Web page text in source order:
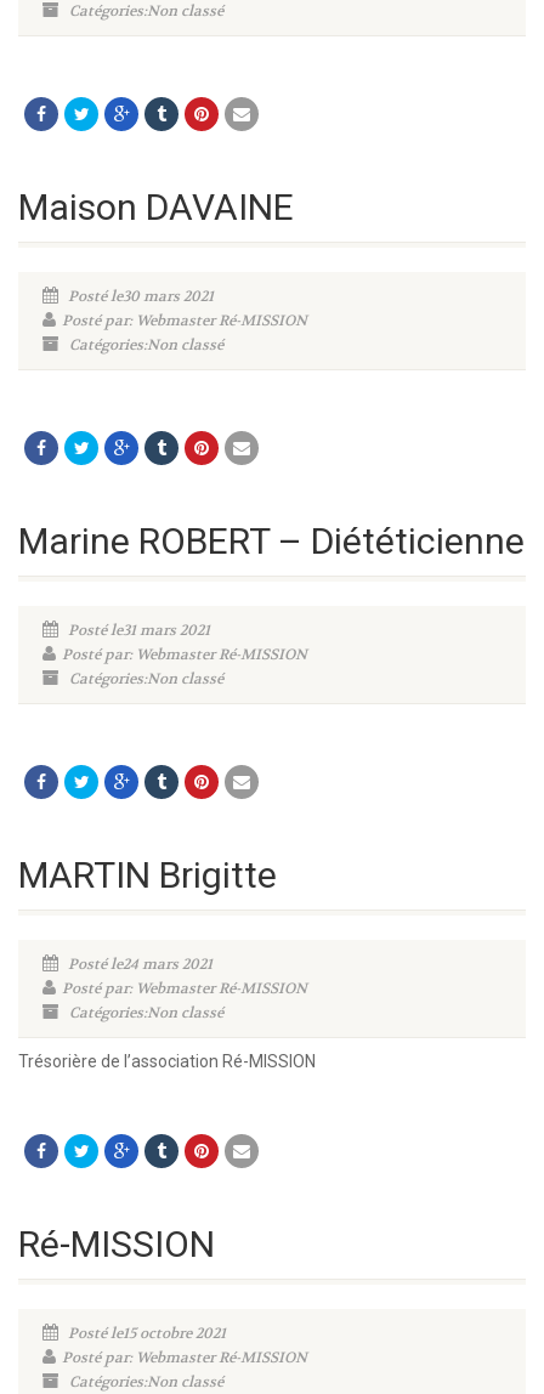
Catégories:Non classé
Maison DAVAINE
Posté le30 mars 2021
Posté par: Webmaster Ré-MISSION
Catégories:Non classé
Marine ROBERT – Diététicienne
Posté le31 mars 2021
Posté par: Webmaster Ré-MISSION
Catégories:Non classé
MARTIN Brigitte
Posté le24 mars 2021
Posté par: Webmaster Ré-MISSION
Catégories:Non classé
Trésorière de l’association Ré-MISSION
Ré-MISSION
Posté le15 octobre 2021
Posté par: Webmaster Ré-MISSION
Catégories:Non classé